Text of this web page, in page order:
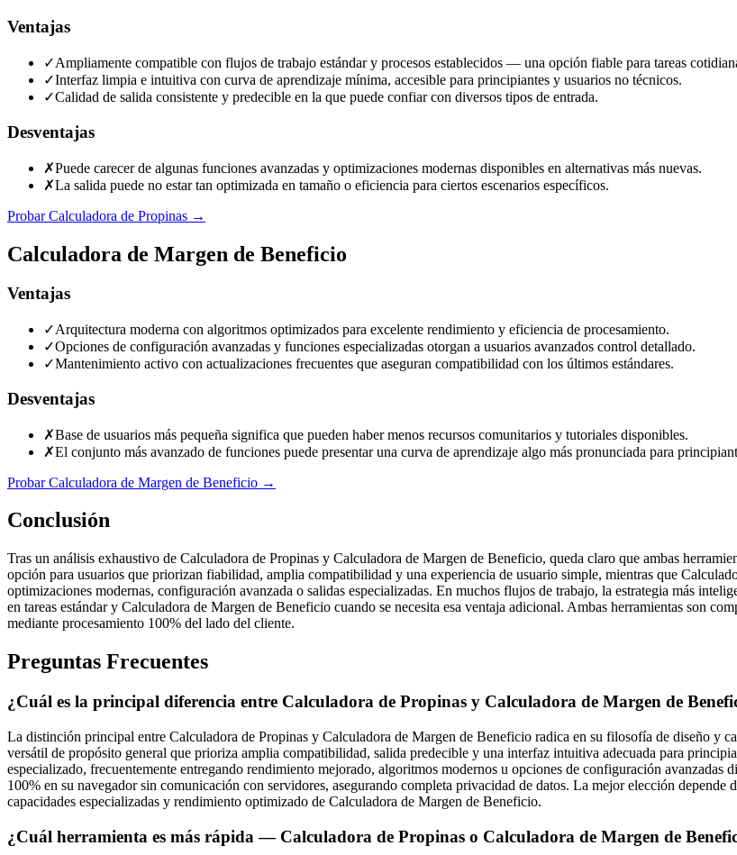
Ventajas
✓Ampliamente compatible con flujos de trabajo estándar y procesos establecidos — una opción fiable para tareas
✓Interfaz limpia e intuitiva con curva de aprendizaje mínima, accesible para principiantes y usuarios no técnicos.
✓Calidad de salida consistente y predecible en la que puede confiar con diversos tipos de entrada.
Desventajas
✗Puede carecer de algunas funciones avanzadas y optimizaciones modernas disponibles en alternativas más nuevas.
✗La salida puede no estar tan optimizada en tamaño o eficiencia para ciertos escenarios específicos.
Probar Calculadora de Propinas →
Calculadora de Margen de Beneficio
Ventajas
✓Arquitectura moderna con algoritmos optimizados para excelente rendimiento y eficiencia de procesamiento.
✓Opciones de configuración avanzadas y funciones especializadas otorgan a usuarios avanzados control detallado.
✓Mantenimiento activo con actualizaciones frecuentes que aseguran compatibilidad con los últimos estándares.
Desventajas
✗Base de usuarios más pequeña significa que pueden haber menos recursos comunitarios y tutoriales disponibles.
✗El conjunto más avanzado de funciones puede presentar una curva de aprendizaje algo más pronunciada para
Probar Calculadora de Margen de Beneficio →
Conclusión
Tras un análisis exhaustivo de Calculadora de Propinas y Calculadora de Margen de Beneficio, queda claro que ambas
opción para usuarios que priorizan fiabilidad, amplia compatibilidad y una experiencia de usuario simple, mientras que
optimizaciones modernas, configuración avanzada o salidas especializadas. En muchos flujos de trabajo, la estrategia más
en tareas estándar y Calculadora de Margen de Beneficio cuando se necesita esa ventaja adicional. Ambas herramientas son
mediante procesamiento 100% del lado del cliente.
Preguntas Frecuentes
¿Cuál es la principal diferencia entre Calculadora de Propinas y Calculadora de Margen de
La distinción principal entre Calculadora de Propinas y Calculadora de Margen de Beneficio radica en su filosofía de diseño y
versátil de propósito general que prioriza amplia compatibilidad, salida predecible y una interfaz intuitiva adecuada para
especializado, frecuentemente entregando rendimiento mejorado, algoritmos modernos u opciones de configuración avanzadas
100% en su navegador sin comunicación con servidores, asegurando completa privacidad de datos. La mejor elección
capacidades especializadas y rendimiento optimizado de Calculadora de Margen de Beneficio.
¿Cuál herramienta es más rápida — Calculadora de Propinas o Calculadora de Margen de